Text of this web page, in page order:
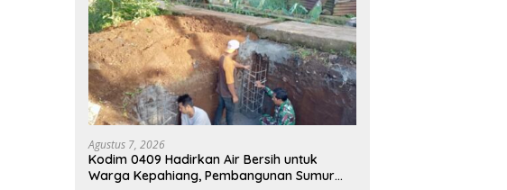
Agustus 7, 2026
Kodim 0409 Hadirkan Air Bersih untuk
Warga Kepahiang, Pembangunan Sumur